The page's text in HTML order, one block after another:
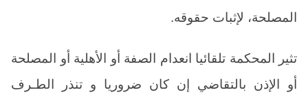
المصلحة، لإثبات حقوقه.
تثير المحكمة تلقائيا انعدام الصفة أو الأهلية أو المصلحة
أو الإذن بالتقاضي إن كان ضروريا و تنذر الطـرف